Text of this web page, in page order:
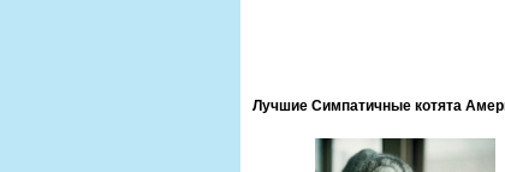
Лучшие Симпатичные котята